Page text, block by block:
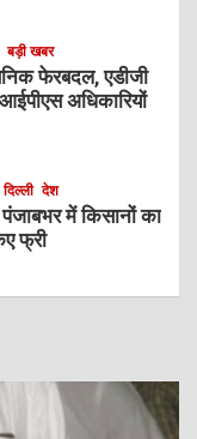
बड़ी खबर
फेरबदल, एडीजी
अधिकारियों
दिल्ली देश
में किसानों का
फ्री